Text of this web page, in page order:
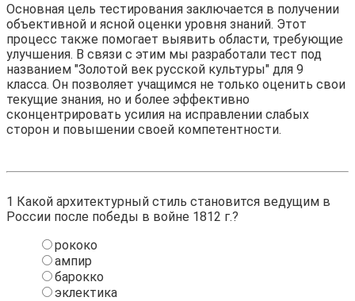
Основная цель тестирования заключается в получении
объективной и ясной оценки уровня знаний. Этот
процесс также помогает выявить области, требующие
улучшения. В связи с этим мы разработали тест под
названием "Золотой век русской культуры" для 9
класса. Он позволяет учащимся не только оценить свои
текущие знания, но и более эффективно
сконцентрировать усилия на исправлении слабых
сторон и повышении своей компетентности.
1 Какой архитектурный стиль становится ведущим в
России после победы в войне 1812 г.?
рококо
ампир
барокко
эклектика